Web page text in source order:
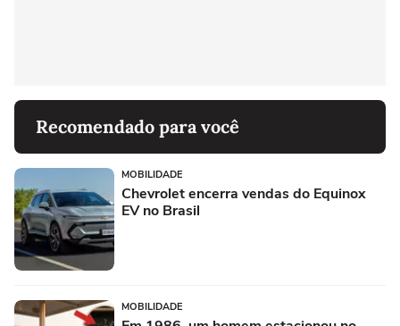
Recomendado para você
MOBILIDADE
Chevrolet encerra vendas do Equinox
EV no Brasil
MOBILIDADE